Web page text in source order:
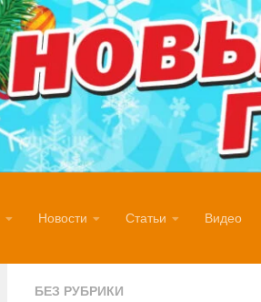
Новости Статьи Видео
БЕЗ РУБРИКИ